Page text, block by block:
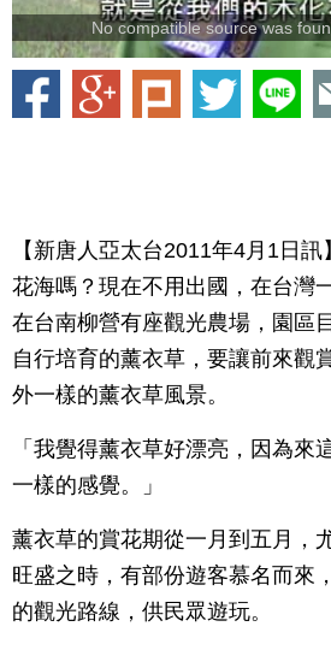
No compatible source was
【新唐人亞太台2011年4月1日
花海嗎？現在不用出國，在台灣
在台南柳營有座觀光農場，園區
自行培育的薰衣草，要讓前來觀
外一樣的薰衣草風景。
「我覺得薰衣草好漂亮，因為來
一樣的感覺。」
薰衣草的賞花期從一月到五月，
旺盛之時，有部份遊客慕名而來
的觀光路線，供民眾遊玩。